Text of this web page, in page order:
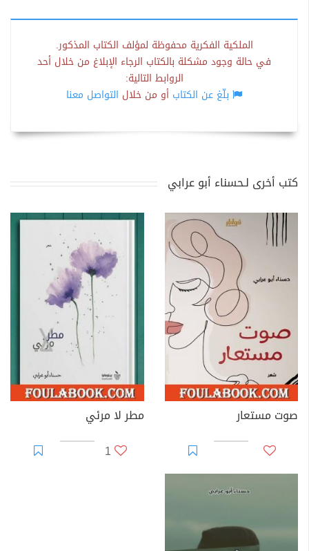
الملكية الفكرية محفوظة لمؤلف الكتاب المذكور.
في حالة وجود مشكلة بالكتاب الرجاء الإبلاغ من خلال أحد
الروابط التالية:
بلّغ عن الكتاب أو من خلال التواصل معنا
كتب أخرى لـحسناء أبو عرابي
صوت مستعار
مطر لا مرئي
1